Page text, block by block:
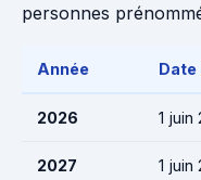
personnes
Année Date
2026 1 juin
2027 1 juin